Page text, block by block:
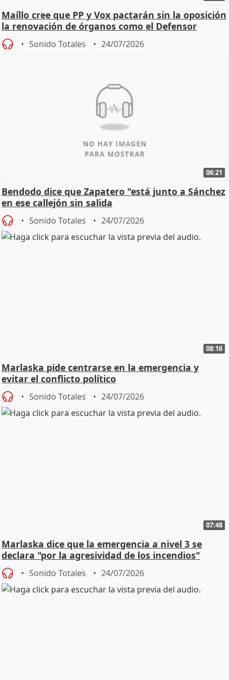
Maíllo cree que PP y Vox pactarán sin la oposición
la renovación de órganos como el Defensor
Sonido Totales 24/07/2026
06:21
Bendodo dice que Zapatero "está junto a Sánchez
en ese callejón sin salida
Sonido Totales 24/07/2026
08:16
Marlaska pide centrarse en la emergencia y
evitar el conflicto político
Sonido Totales 24/07/2026
07:48
Marlaska dice que la emergencia a nivel 3 se
declara "por la agresividad de los incendios"
Sonido Totales 24/07/2026